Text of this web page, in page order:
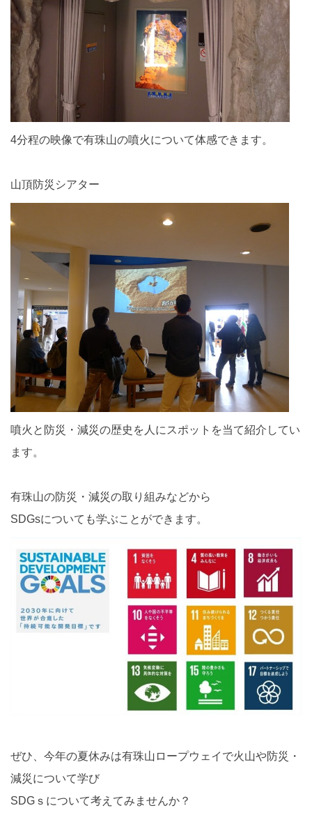
4分程の映像で有珠山の噴火について体感できます。
山頂防災シアター
噴火と防災・減災の歴史を人にスポットを当て紹介してい
ます。
有珠山の防災・減災の取り組みなどから
SDGsについても学ぶことができます。
ぜひ、今年の夏休みは有珠山ロープウェイで火山や防災・
減災について学び
SDGｓについて考えてみませんか？